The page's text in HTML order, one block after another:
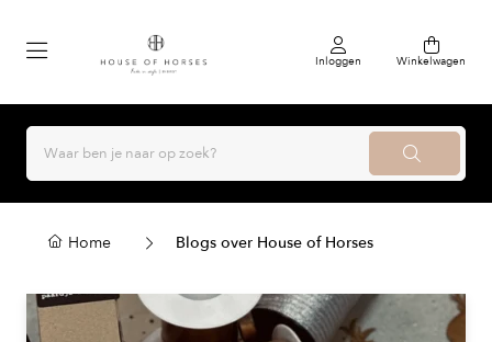
Inloggen Winkelwagen
Home Blogs over House of Horses